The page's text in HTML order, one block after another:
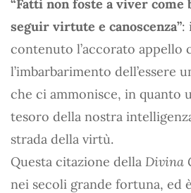
“Fatti non foste a viver
seguir virtute e canoscenza”:
contenuto l’accorato appello
l’imbarbarimento dell’essere
che ci ammonisce, in quanto
tesoro della nostra
strada della virtù.
Questa citazione della Divina
nei secoli grande fortuna, ed